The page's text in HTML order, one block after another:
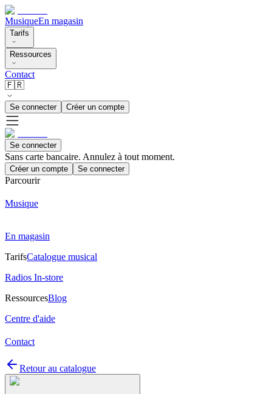
MusiqueEn magasin
Tarifs
Ressources
Contact
🇫🇷
Se connecter Créer un compte
Se connecter
Sans carte bancaire. Annulez à tout moment.
Créer un compte Se connecter
Parcourir
Musique
En magasin
TarifsCatalogue musical
Radios In-store
RessourcesBlog
Centre d'aide
Contact
Retour au catalogue